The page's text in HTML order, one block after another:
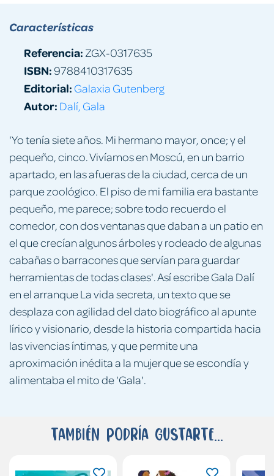
'Yo tenía siete años. Mi hermano mayor, once; y el
pequeño, cinco. Vivíamos en Moscú, en un barrio
apartado, en las afueras de la ciudad, cerca de un
parque zoológico. El piso de mi familia era bastante
pequeño, me parece; sobre todo recuerdo el
comedor, con dos ventanas que daban a un patio en
el que crecían algunos árboles y rodeado de algunas
cabañas o barracones que servían para guardar
herramientas de todas clases'. Así escribe Gala Dalí
en el arranque La vida secreta, un texto que se
desplaza con agilidad del dato biográfico al apunte
lírico y visionario, desde la historia compartida hacia
las vivencias íntimas, y que permite una
aproximación inédita a la mujer que se escondía y
alimentaba el mito de 'Gala'.
Características
Referencia: ZGX-0317635
ISBN:9788410317635
Editorial: Galaxia Gutenberg
Autor: Dalí, Gala
También podría gustarte...